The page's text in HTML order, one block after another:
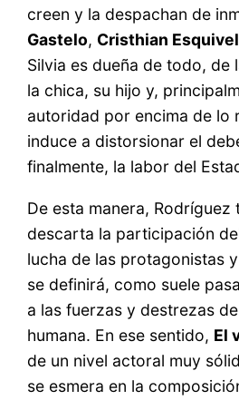
creen y la despachan de
Gastelo, Cristhian Esquivel
Silvia es dueña de todo, de
la chica, su hijo y,
autoridad por encima de lo
induce a distorsionar el
finalmente, la labor del
De esta manera, Rodríguez
descarta la participación
lucha de las protagonistas
se definirá, como suele
a las fuerzas y destrezas
humana. En ese sentido, El
de un nivel actoral muy
se esmera en la